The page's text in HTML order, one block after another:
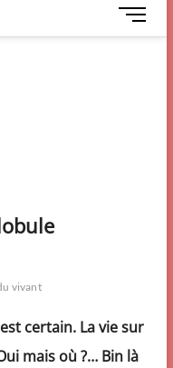
M
e
vivant
certain. La vie sur
mais où ?… Bin là